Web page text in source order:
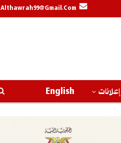
Althawrah99@gmail.com
إعلانات English